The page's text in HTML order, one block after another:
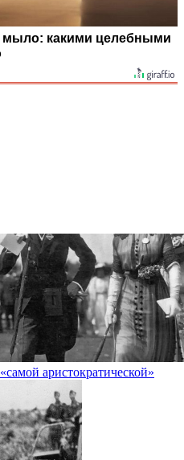
мыло: какими целебными
аристократической»